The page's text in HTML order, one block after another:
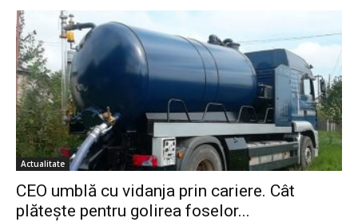
Actualitate
CEO umblă cu vidanja prin cariere. Cât
plătește pentru golirea foselor...